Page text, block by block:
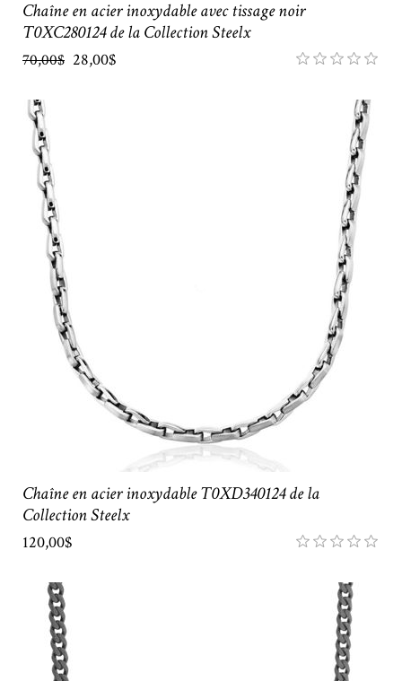
Chaîne en acier inoxydable avec tissage noir
T0XC280124 de la Collection Steelx
70,00$ 28,00$
Chaîne en acier inoxydable T0XD340124 de la
Collection Steelx
120,00$